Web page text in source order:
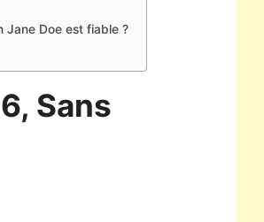
Jane Doe est fiable ?
Sans